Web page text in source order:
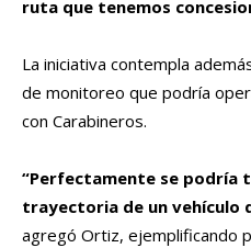
ruta que tenemos
La iniciativa contempla
de monitoreo que podría
con Carabineros.
“Perfectamente se podría
trayectoria de un vehículo
agregó Ortiz, ejemplificando